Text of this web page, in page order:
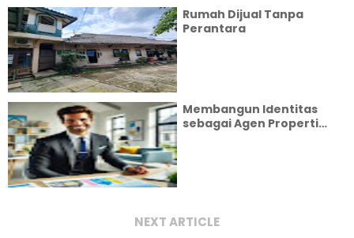
Rumah Dijual Tanpa
Perantara
Membangun Identitas
sebagai Agen Properti
NEXT ARTICLE